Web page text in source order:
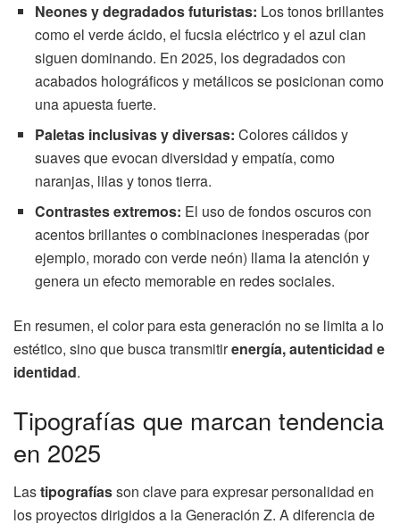
Neones y degradados futuristas: Los tonos brillantes
como el verde ácido, el fucsia eléctrico y el azul cian
siguen dominando. En 2025, los degradados con
acabados holográficos y metálicos se posicionan como
una apuesta fuerte.
Paletas inclusivas y diversas: Colores cálidos y
suaves que evocan diversidad y empatía, como
naranjas, lilas y tonos tierra.
Contrastes extremos: El uso de fondos oscuros con
acentos brillantes o combinaciones inesperadas (por
ejemplo, morado con verde neón) llama la atención y
genera un efecto memorable en redes sociales.
En resumen, el color para esta generación no se limita a lo
estético, sino que busca transmitirenergía, autenticidad e
identidad.
Tipografías que marcan tendencia
en 2025
Lastipografíasson clave para expresar personalidad en
los proyectos dirigidos a la Generación Z. A diferencia de